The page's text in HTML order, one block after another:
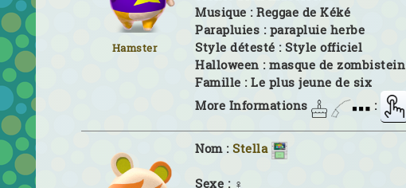
Hamster
Musique :Reggae de Kéké
Parapluies : parapluie herbe
Style détesté :Style officiel
Halloween :masque de zombistein
Famille :Le plus jeune de six
More Informations
:
Nom :Stella
Sexe : ♀